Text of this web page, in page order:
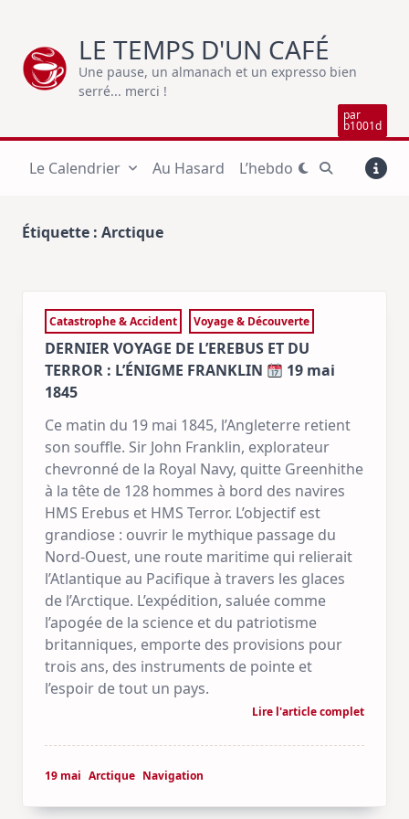
content
LE TEMPS D'UN CAFÉ
Une pause, un almanach et un expresso bien
serré... merci !
par
b1001d
Le Calendrier Au Hasard L’hebdo
Étiquette : Arctique
Catastrophe & Accident Voyage & Découverte
DERNIER VOYAGE DE L’EREBUS ET DU
TERROR : L’ÉNIGME FRANKLIN
19 mai
1845
Ce matin du 19 mai 1845, l’Angleterre retient
son souffle. Sir John Franklin, explorateur
chevronné de la Royal Navy, quitte Greenhithe
à la tête de 128 hommes à bord des navires
HMS Erebus et HMS Terror. L’objectif est
grandiose : ouvrir le mythique passage du
Nord-Ouest, une route maritime qui relierait
l’Atlantique au Pacifique à travers les glaces
de l’Arctique. L’expédition, saluée comme
l’apogée de la science et du patriotisme
britanniques, emporte des provisions pour
trois ans, des instruments de pointe et
l’espoir de tout un pays.
Lire l'article complet
19 mai Arctique Navigation